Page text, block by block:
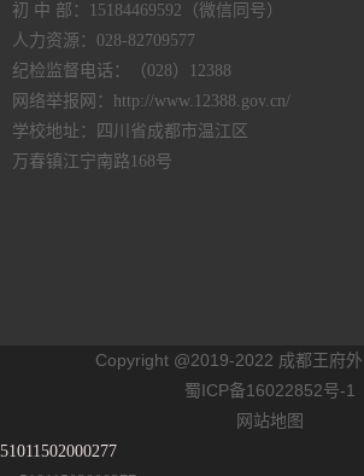
初 中 部：15184469592（微信同号）
人力资源：028-82709577
纪检监督电话：（028）12388
网络举报网：http://www.12388.gov.cn/
学校地址：四川省成都市温江区
万春镇江宁南路168号
Copyright @2019-2022 成都王府
蜀ICP备16022852号-1
网站地图
51011502000277